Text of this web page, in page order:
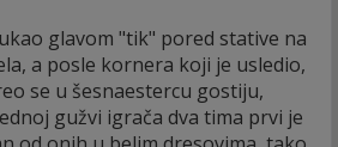
glavom "tik" pored stative na
a posle kornera koji je usledio,
se u šesnaestercu gostiju,
gužvi igrača dva tima prvi je